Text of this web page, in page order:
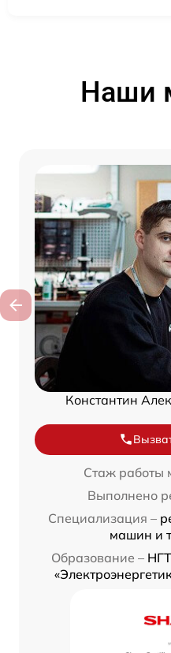
Наши
Константин
Стаж работы
Выполнено
Специализация –
машин и
Образование –